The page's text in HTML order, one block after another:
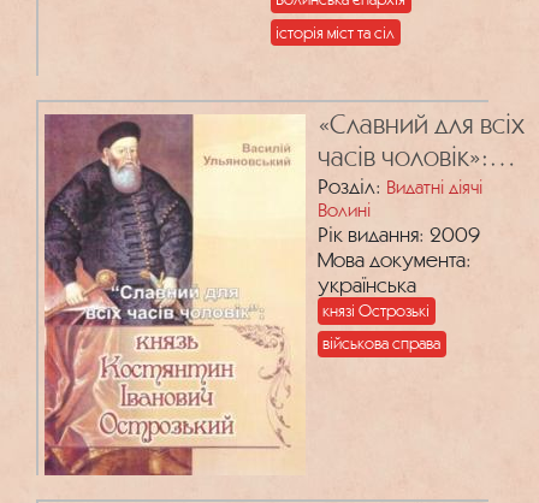
історія міст та сіл
«Славний для всіх
часів чоловік»:
князь Костянтин
Іванович
Острозький
Розділ: Видатні діячі
Волині
Рік видання: 2009
Мова документа:
українська
князі Острозькі
військова справа